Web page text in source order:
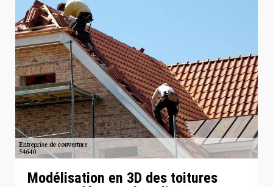
Modélisation en 3D des toitures